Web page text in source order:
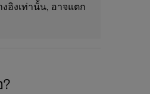
อิงเท่านั้น, อาจแตก